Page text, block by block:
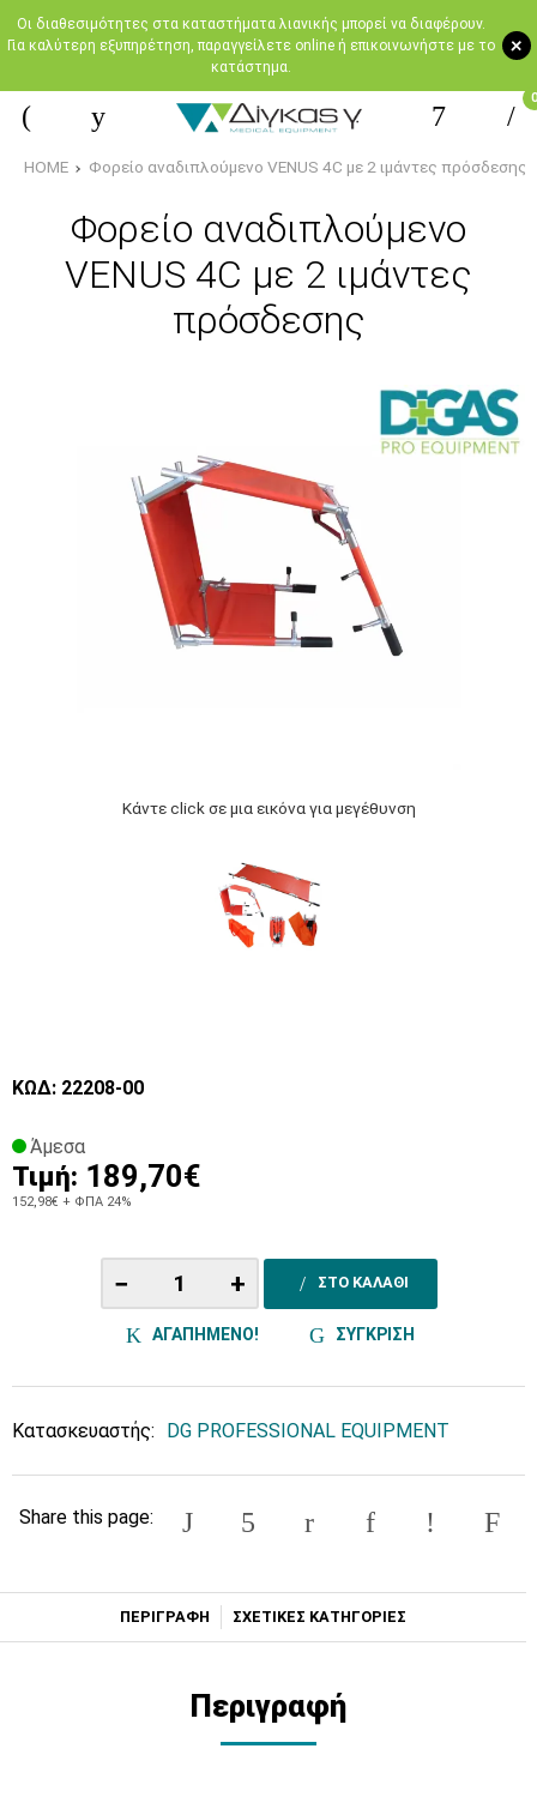
+
Oι διαθεσιμότητες στα καταστήματα λιανικής μπορεί να διαφέρουν.
Για καλύτερη εξυπηρέτηση, παραγγείλετε online ή επικοινωνήστε με το
κατάστημα.
0
HOME Φορείο αναδιπλούμενο VENUS 4C με 2 ιμάντες πρόσδεσης
Φορείο αναδιπλούμενο
VENUS 4C με 2 ιμάντες
πρόσδεσης
Κάντε click σε μια εικόνα για μεγέθυνση
ΚΩΔ: 22208-00
Άμεσα
Τιμή: 189,70€
152,98€ + ΦΠΑ 24%
− + ΣΤΟ ΚΑΛΑΘΙ
ΑΓΑΠΗΜΕΝΟ! ΣΥΓΚΡΙΣΗ
Κατασκευαστής: DG PROFESSIONAL EQUIPMENT
Share this page:
ΠΕΡΙΓΡΑΦΗ ΣΧΕΤΙΚΕΣ ΚΑΤΗΓΟΡΙΕΣ
Περιγραφή